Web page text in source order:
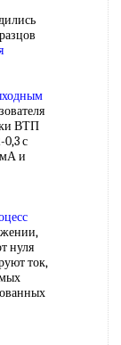
ВТП
с
и
нуля
ток,